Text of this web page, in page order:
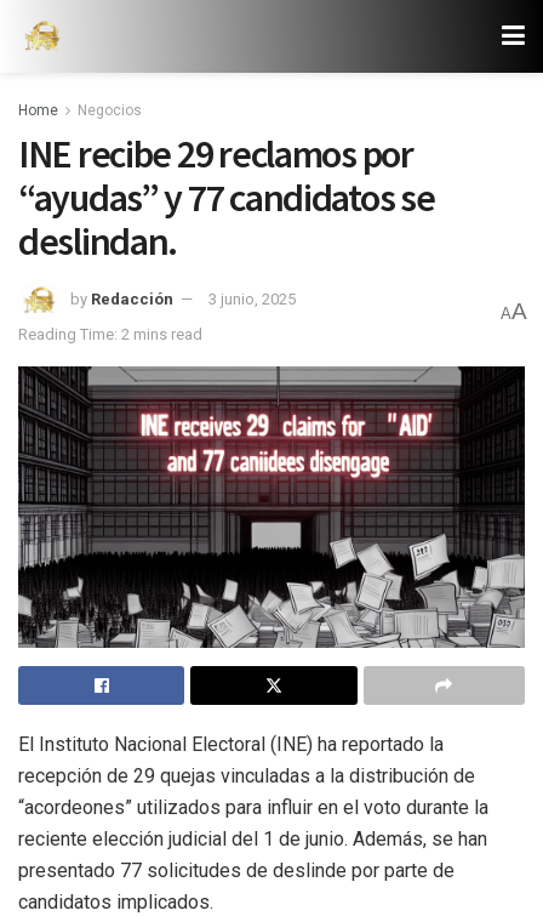
Home Negocios
INE recibe 29 reclamos por
“ayudas” y 77 candidatos se
deslindan.
by Redacción
3 junio, 2025
Reading Time: 2 mins read
AA
El Instituto Nacional Electoral (INE) ha reportado la
recepción de 29 quejas vinculadas a la distribución de
“acordeones” utilizados para influir en el voto durante la
reciente elección judicial del 1 de junio. Además, se han
presentado 77 solicitudes de deslinde por parte de
candidatos implicados.